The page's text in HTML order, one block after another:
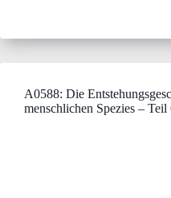
A0588: Die
menschlichen Spezies – Teil